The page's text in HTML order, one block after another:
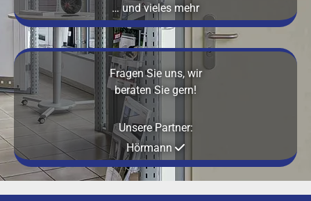
… und vieles mehr
Fragen Sie uns, wir
beraten Sie gern!
Unsere Partner:
Hörmann 